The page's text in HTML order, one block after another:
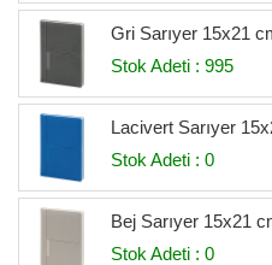
Gri Sarıyer 15x21
Stok Adeti : 995
Lacivert Sarıyer
Stok Adeti : 0
Bej Sarıyer 15x21
Stok Adeti : 0